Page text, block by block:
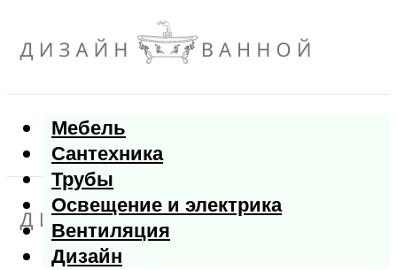
Мебель
Сантехника
Трубы
Освещение и электрика
Вентиляция
Дизайн